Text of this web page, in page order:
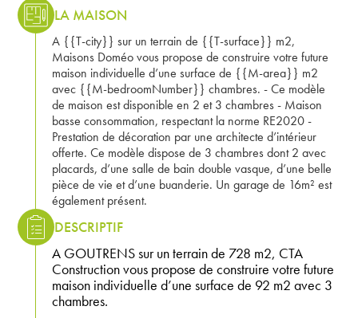
LA MAISON
A {{T-city}} sur un terrain de {{T-surface}} m2,
Maisons Doméo vous propose de construire votre future
maison individuelle d’une surface de {{M-area}} m2
avec {{M-bedroomNumber}} chambres. - Ce modèle
de maison est disponible en 2 et 3 chambres - Maison
basse consommation, respectant la norme RE2020 -
Prestation de décoration par une architecte d’intérieur
offerte. Ce modèle dispose de 3 chambres dont 2 avec
placards, d’une salle de bain double vasque, d’une belle
pièce de vie et d’une buanderie. Un garage de 16m² est
également présent.
DESCRIPTIF
A GOUTRENS sur un terrain de 728 m2, CTA
Construction vous propose de construire votre future
maison individuelle d’une surface de 92 m2 avec 3
chambres.